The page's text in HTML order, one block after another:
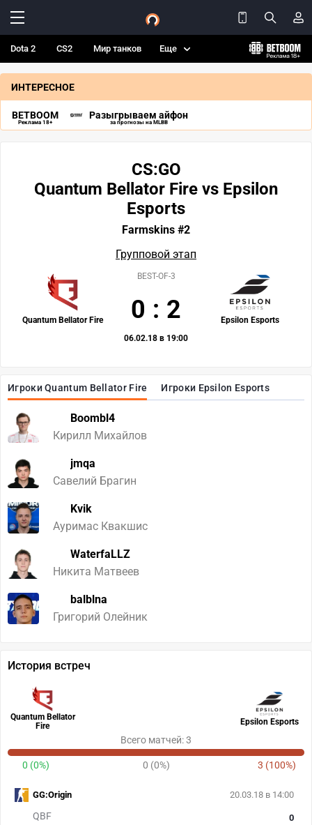
Dota 2 CS2 Мир танков Еще
ИНТЕРЕСНОЕ
BETBOOM
Реклама 18+
Разыгрываем айфон
за прогнозы на MLBB
Игроки Quantum Bellator Fire Игроки Epsilon Esports
Boombl4
Кирилл Михайлов
jmqa
Савелий Брагин
Kvik
Ауримас Квакшис
WaterfaLLZ
Никита Матвеев
balblna
Григорий Олейник
CS:GO
Quantum Bellator Fire vs Epsilon
Esports
Farmskins #2
Групповой этап
Quantum Bellator Fire Epsilon Esports
BEST-OF-3
0 : 2
06.02.18 в 19:00
История встреч
Quantum Bellator
Fire
Epsilon Esports
Всего матчей: 3
0 (0%) 0 (0%) 3 (100%)
20.03.18 в 14:00
QBF
0
GG:Origin